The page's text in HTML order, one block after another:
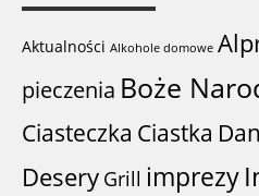
Aktualności Alkohole domowe
pieczenia Boże
Ciasteczka Ciastka
Desery Grill imprezy